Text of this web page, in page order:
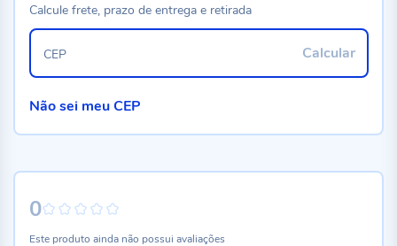
0
Este produto ainda não possui avaliações
Calcule frete, prazo de entrega e retirada
Calcular
CEP
Não sei meu CEP